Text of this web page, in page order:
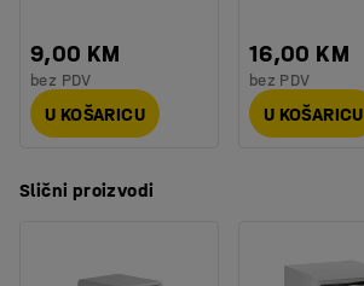
9,00 KM
bez PDV
U KOŠARICU
16,00 KM
bez PDV
U KOŠARICU
Slični proizvodi